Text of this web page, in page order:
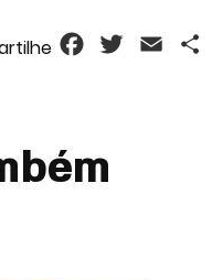
FacebookTwitterEmail